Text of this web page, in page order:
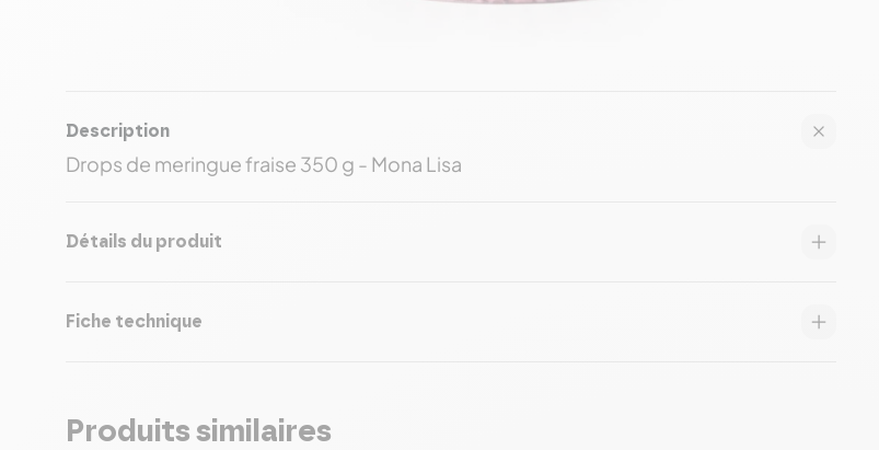
Description
Drops de meringue fraise 350 g - Mona Lisa
Détails du produit
Fiche technique
Produits similaires